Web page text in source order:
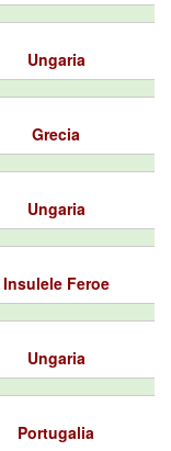
Ungaria
Grecia
Ungaria
Insulele Feroe
Ungaria
Portugalia